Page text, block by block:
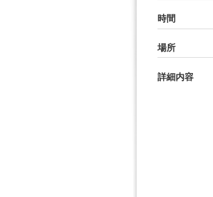
時間
場所
詳細内容